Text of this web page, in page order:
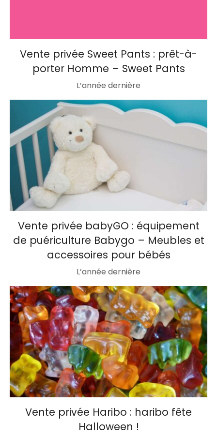
Vente privée Sweet Pants : prêt-à-
porter Homme – Sweet Pants
L’année dernière
Vente privée babyGO : équipement
de puériculture Babygo – Meubles et
accessoires pour bébés
L’année dernière
Vente privée Haribo : haribo fête
Halloween !